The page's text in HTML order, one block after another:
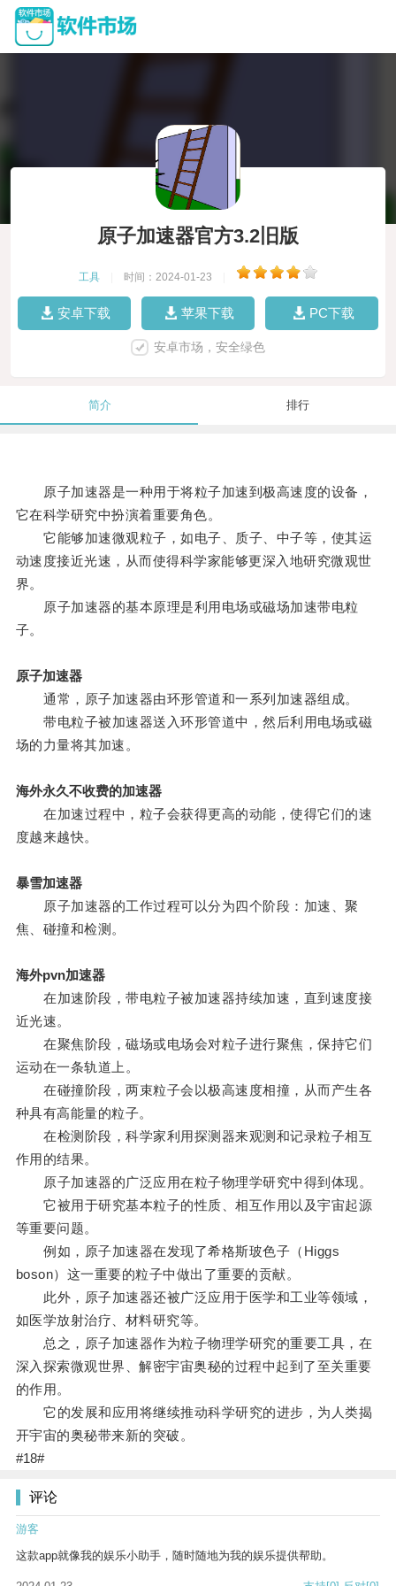
原子加速器官方3.2旧版
工具 时间：2024-01-23
安卓下载 苹果下载 PC下载
安卓市场，安全绿色
简介 排行
原子加速器是一种用于将粒子加速到极高速度的设备，
它在科学研究中扮演着重要角色。
它能够加速微观粒子，如电子、质子、中子等，使其运
动速度接近光速，从而使得科学家能够更深入地研究微观世
界。
原子加速器的基本原理是利用电场或磁场加速带电粒
子。
原子加速器
通常，原子加速器由环形管道和一系列加速器组成。
带电粒子被加速器送入环形管道中，然后利用电场或磁
场的力量将其加速。
海外永久不收费的加速器
在加速过程中，粒子会获得更高的动能，使得它们的速
度越来越快。
暴雪加速器
原子加速器的工作过程可以分为四个阶段：加速、聚
焦、碰撞和检测。
海外pvn加速器
在加速阶段，带电粒子被加速器持续加速，直到速度接
近光速。
在聚焦阶段，磁场或电场会对粒子进行聚焦，保持它们
运动在一条轨道上。
在碰撞阶段，两束粒子会以极高速度相撞，从而产生各
种具有高能量的粒子。
在检测阶段，科学家利用探测器来观测和记录粒子相互
作用的结果。
原子加速器的广泛应用在粒子物理学研究中得到体现。
它被用于研究基本粒子的性质、相互作用以及宇宙起源
等重要问题。
例如，原子加速器在发现了希格斯玻色子（Higgs
boson）这一重要的粒子中做出了重要的贡献。
此外，原子加速器还被广泛应用于医学和工业等领域，
如医学放射治疗、材料研究等。
总之，原子加速器作为粒子物理学研究的重要工具，在
深入探索微观世界、解密宇宙奥秘的过程中起到了至关重要
的作用。
它的发展和应用将继续推动科学研究的进步，为人类揭
开宇宙的奥秘带来新的突破。
#18#
评论
游客
这款app就像我的娱乐小助手，随时随地为我的娱乐提供帮助。